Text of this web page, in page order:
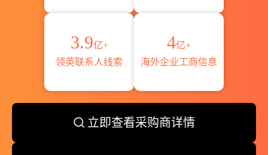
3.9亿+
领英联系人线索
4亿+
海外企业工商信息
立即查看采购商详情